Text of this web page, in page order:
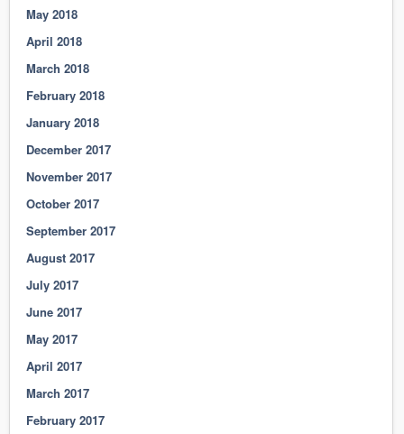
May 2018
April 2018
March 2018
February 2018
January 2018
December 2017
November 2017
October 2017
September 2017
August 2017
July 2017
June 2017
May 2017
April 2017
March 2017
February 2017